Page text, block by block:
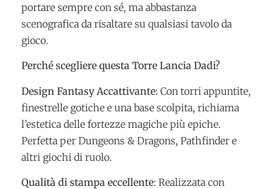
portare sempre con sé, ma abbastanza
scenografica da risaltare su qualsiasi tavolo da
gioco.
Perché scegliere questa Torre Lancia Dadi?
Design Fantasy Accattivante: Con torri appuntite,
finestrelle gotiche e una base scolpita, richiama
l’estetica delle fortezze magiche più epiche.
Perfetta per Dungeons & Dragons, Pathfinder e
altri giochi di ruolo.
Qualità di stampa eccellente: Realizzata con